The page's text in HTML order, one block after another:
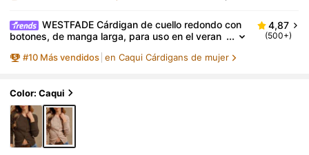
WESTFADE Cárdigan de cuello redondo con
botones, de manga larga, para uso en el veran
4,87
(500+)
#10 Más vendidos en Caqui Cárdigans de mujer
Color: Caqui